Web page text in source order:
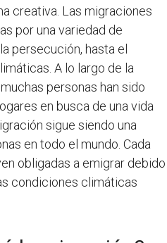
creativa. Las migraciones
por una variedad de
persecución, hasta el
A lo largo de la
personas han sido
en busca de una vida
sigue siendo una
en todo el mundo. Cada
obligadas a emigrar debido
condiciones climáticas